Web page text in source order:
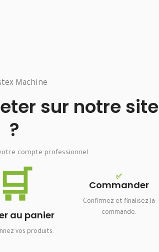
Machine
sur notre site
?
compte professionnel.
🛒
au panier
vos produits.
✅
Commander
Confirmez et finalisez la
commande.